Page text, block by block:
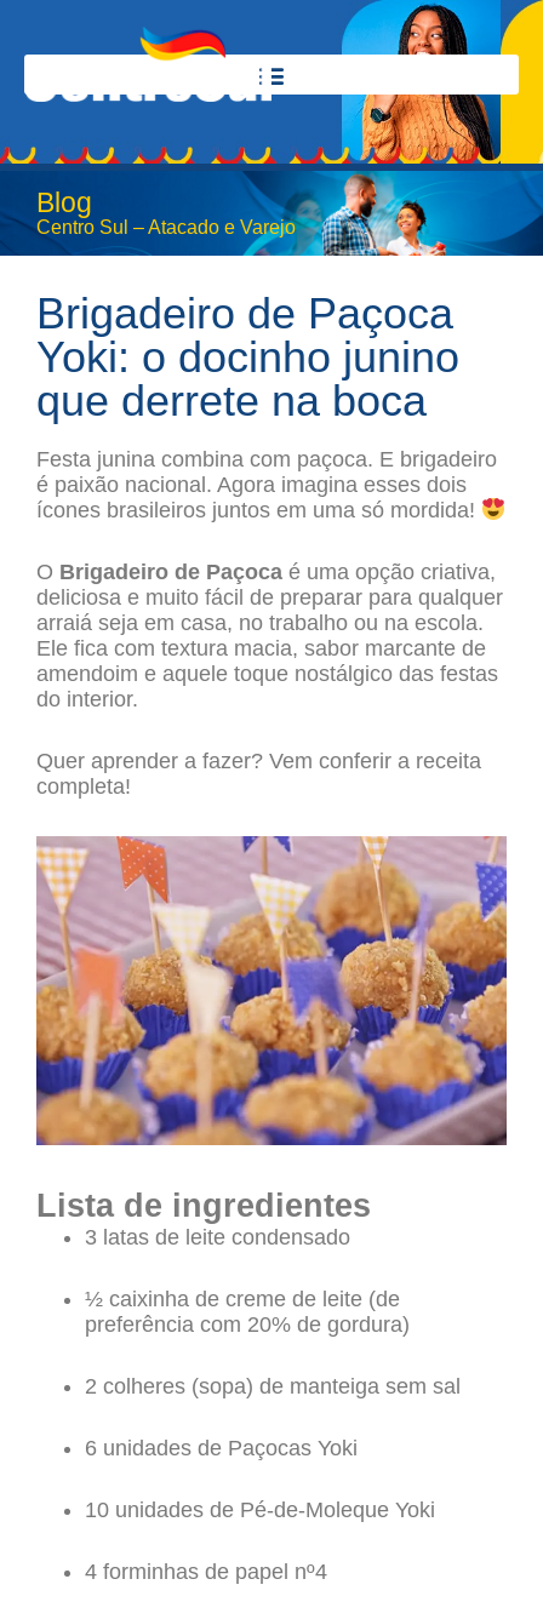
Blog
Centro Sul – Atacado e Varejo
Brigadeiro de Paçoca
Yoki: o docinho junino
que derrete na boca
Festa junina combina com paçoca. E brigadeiro
é paixão nacional. Agora imagina esses dois
ícones brasileiros juntos em uma só mordida!
O Brigadeiro de Paçoca é uma opção criativa,
deliciosa e muito fácil de preparar para qualquer
arraiá seja em casa, no trabalho ou na escola.
Ele fica com textura macia, sabor marcante de
amendoim e aquele toque nostálgico das festas
do interior.
Quer aprender a fazer? Vem conferir a receita
completa!
Lista de ingredientes
3 latas de leite condensado
½ caixinha de creme de leite (de
preferência com 20% de gordura)
2 colheres (sopa) de manteiga sem sal
6 unidades de Paçocas Yoki
10 unidades de Pé-de-Moleque Yoki
4 forminhas de papel nº4